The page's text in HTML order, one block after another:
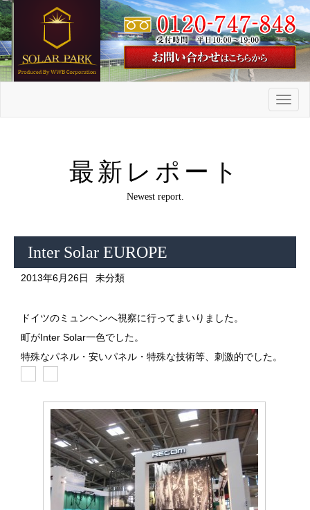
メ
最新レポート
Newest report.
Inter Solar EUROPE
2013年6月26日 未分類
ドイツのミュンヘンへ視察に行ってまいりました。
町がInter Solar一色でした。
特殊なパネル・安いパネル・特殊な技術等、刺激的でした。